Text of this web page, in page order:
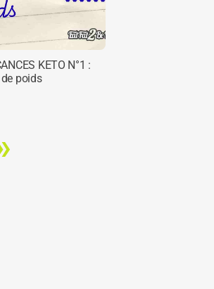
KETO N°1 :
poids